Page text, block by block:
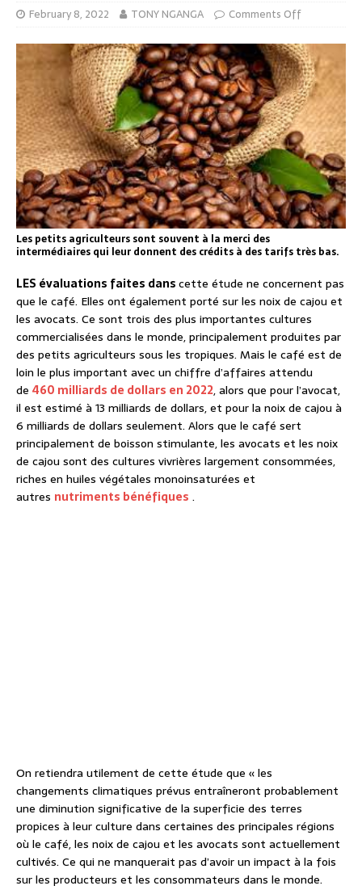
February 8, 2022 TONY NGANGA Comments Off
Les petits agriculteurs sont souvent à la merci des
intermédiaires qui leur donnent des crédits à des tarifs très bas.
LES évaluations faites danscette étude ne concernent pas
que le café. Elles ont également porté sur les noix de cajou et
les avocats. Ce sont trois des plus importantes cultures
commercialisées dans le monde, principalement produites par
des petits agriculteurs sous les tropiques. Mais le café est de
loin le plus important avec un chiffre d’affaires attendu
de 460 milliards de dollars en 2022, alors que pour l’avocat,
il est estimé à 13 milliards de dollars, et pour la noix de cajou à
6 milliards de dollars seulement. Alors que le café sert
principalement de boisson stimulante, les avocats et les noix
de cajou sont des cultures vivrières largement consommées,
riches en huiles végétales monoinsaturées et
autres nutriments bénéfiques .
On retiendra utilement de cette étude que « les
changements climatiques prévus entraîneront probablement
une diminution significative de la superficie des terres
propices à leur culture dans certaines des principales régions
où le café, les noix de cajou et les avocats sont actuellement
cultivés. Ce qui ne manquerait pas d’avoir un impact à la fois
sur les producteurs et les consommateurs dans le monde.